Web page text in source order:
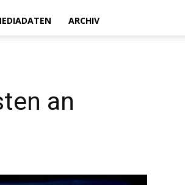
ARCHIV
an